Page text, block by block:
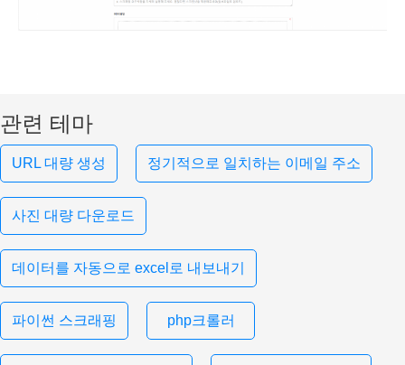
관련 테마
URL 대량 생성 정기적으로 일치하는 이메일 주소
사진 대량 다운로드
데이터를 자동으로 excel로 내보내기
파이썬 스크래핑 php크롤러